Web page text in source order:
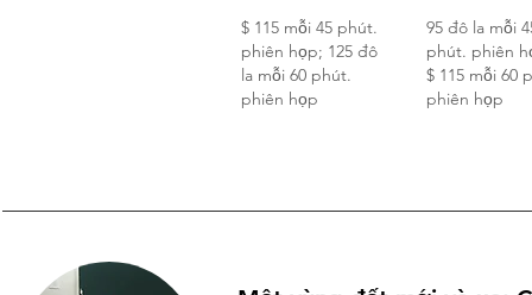
$ 115 mỗi 45 phút.
phiên họp; 125 đô
la mỗi 60 phút.
phiên họp
95 đô la mỗi
phút. phiên
$ 115 mỗi 60
phiên họp